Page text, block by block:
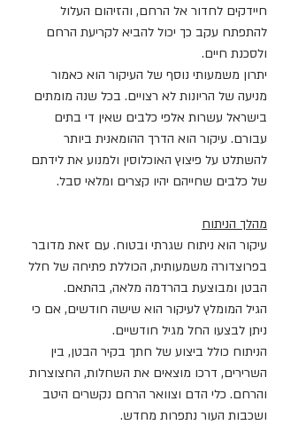
חיידקים לחדור אל הרחם, והזיהום העלול
להתפתח עקב כך יכול להביא לקריעת הרחם
ולסכנת חיים.
יתרון משמעותי נוסף של העיקור הוא כאמור
מניעה של הריונות לא רצויים. בכל שנה מומתים
בישראל עשרות אלפי כלבים שאין די בתים
עבורם. עיקור הוא הדרך ההומאנית ביותר
להשתלט על פיצוץ האוכלוסין ולמנוע את לידתם
של כלבים שחייהם יהיו קצרים ומלאי סבל.
מהלך הניתוח
עיקור הוא ניתוח שגרתי ובטוח. עם זאת מדובר
בפרוצדורה משמעותית, הכוללת פתיחה של חלל
הבטן ומבוצעת בהרדמה מלאה, בהתאם.
הגיל המומלץ לעיקור הוא שישה חודשים, אם כי
ניתן לבצעו החל מגיל חודשיים.
הניתוח כולל ביצוע של חתך בקיר הבטן, בין
השרירים, דרכו מוצאים את השחלות, החצוצרות
והרחם. כלי הדם וצוואר הרחם נקשרים היטב
ושכבות העור נתפרות מחדש.